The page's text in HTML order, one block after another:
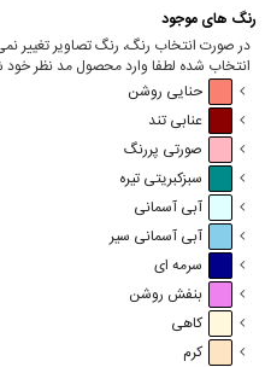
رنگ های موجود
در صورت انتخاب رنگ، رنگ تصاویر تغییر
انتخاب شده لطفا وارد محصول مد نظر خود
حنایی روشن
عنابی تند
صورتی پررنگ
سبزکبریتی تیره
آبی آسمانی
آبی آسمانی سیر
سرمه ای
بنفش روشن
کاهی
کرم